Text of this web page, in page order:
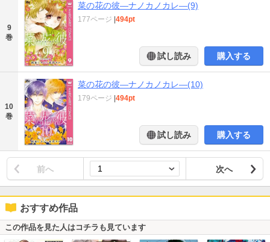
9
巻
菜の花の彼―ナノカノカレ―(9)
177ページ 494pt
試し読み 購入する
10
巻
菜の花の彼―ナノカノカレ―(10)
179ページ 494pt
試し読み 購入する
前へ 次へ
おすすめ作品
この作品を見た人はコチラも見ています